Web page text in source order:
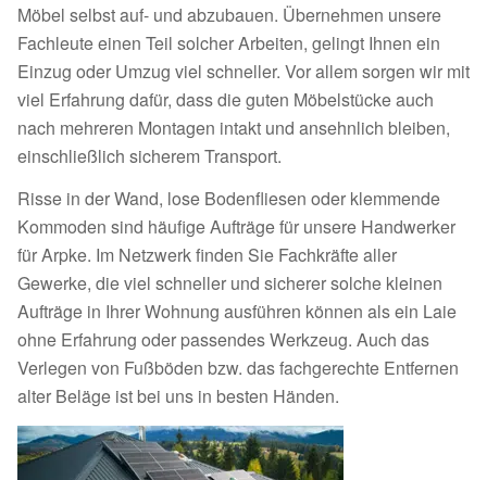
Möbel selbst auf- und abzubauen. Übernehmen unsere
Fachleute einen Teil solcher Arbeiten, gelingt Ihnen ein
Einzug oder Umzug viel schneller. Vor allem sorgen wir mit
viel Erfahrung dafür, dass die guten Möbelstücke auch
nach mehreren Montagen intakt und ansehnlich bleiben,
einschließlich sicherem Transport.
Risse in der Wand, lose Bodenfliesen oder klemmende
Kommoden sind häufige Aufträge für unsere Handwerker
für Arpke. Im Netzwerk finden Sie Fachkräfte aller
Gewerke, die viel schneller und sicherer solche kleinen
Aufträge in Ihrer Wohnung ausführen können als ein Laie
ohne Erfahrung oder passendes Werkzeug. Auch das
Verlegen von Fußböden bzw. das fachgerechte Entfernen
alter Beläge ist bei uns in besten Händen.